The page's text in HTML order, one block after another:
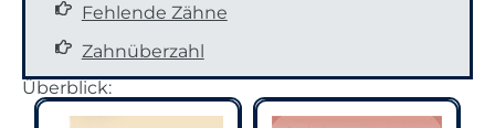
Fehlende Zähne
Zahnüberzahl
Überblick: